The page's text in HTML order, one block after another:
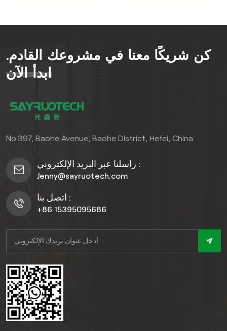
بتصميمه المضلع.
كن شريكًا معنا في مشروعك القادم.
ابدأ الآن
No.397, Baohe Avenue, Baohe District, Hefei, China
راسلنا عبر البريد الإلكتروني :
Jenny@sayruotech.com
اتصل بنا :
+86 15395095686